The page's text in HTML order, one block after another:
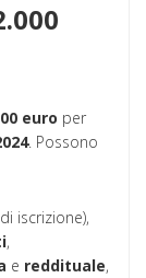
euro per
. Possono
iscrizione),
,
e reddituale,